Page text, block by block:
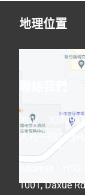
地理位置
地址：
人社一館二樓
1001, Daxue